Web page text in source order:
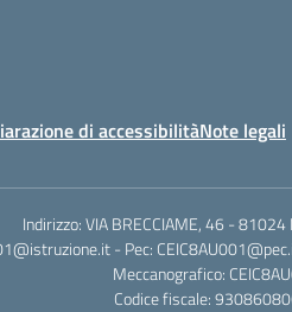
di accessibilitàNote legali
Indirizzo: VIA BRECCIAME, 46 - 81024
- Pec:
Meccanografico:
Codice fiscale: